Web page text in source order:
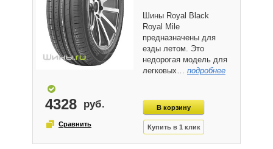
Шины Royal Black
Royal Mile
предназначены для
езды летом. Это
недорогая модель для
легковых… подробнее
4328